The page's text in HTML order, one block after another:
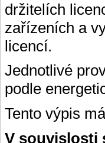
držitelích
zařízeních a
licencí.
Jednotlivé
podle
Tento výpis
V souvislosti